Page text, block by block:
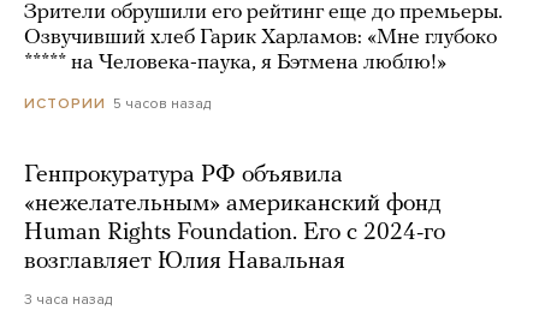
Зрители обрушили его рейтинг еще до премьеры.
Озвучивший хлеб Гарик Харламов: «Мне глубоко
***** на Человека-паука, я Бэтмена люблю!»
ИСТОРИИ 5 часов назад
Генпрокуратура РФ объявила
«нежелательным» американский фонд
Human Rights Foundation. Его с 2024-го
возглавляет Юлия Навальная
3 часа назад